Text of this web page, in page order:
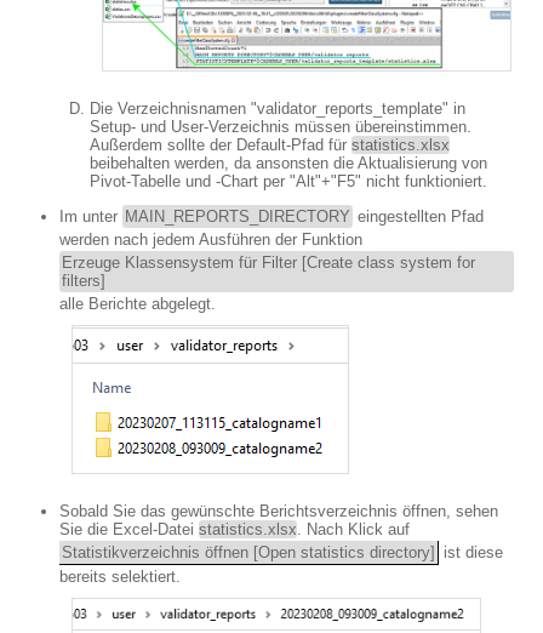
Die Verzeichnisnamen "validator_reports_template" in
Setup- und User-Verzeichnis müssen übereinstimmen.
Außerdem sollte der Default-Pfad für statistics.xlsx
beibehalten werden, da ansonsten die Aktualisierung von
Pivot-Tabelle und -Chart per "Alt"+"F5" nicht funktioniert.
Im unter MAIN_REPORTS_DIRECTORY eingestellten Pfad
werden nach jedem Ausführen der Funktion
Erzeuge Klassensystem für Filter [Create class system for
filters]
alle Berichte abgelegt.
Sobald Sie das gewünschte Berichtsverzeichnis öffnen, sehen
Sie die Excel-Datei statistics.xlsx . Nach Klick auf
Statistikverzeichnis öffnen [Open statistics directory] ist diese
bereits selektiert.